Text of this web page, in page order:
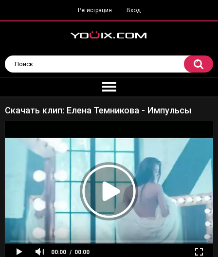
Регистрация Вход
Скачать клип: Елена Темникова - Импульсы
00:00 00:00